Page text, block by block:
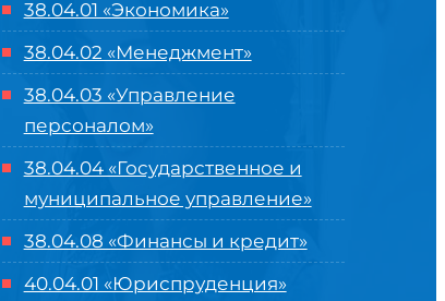
38.04.01 «Экономика»
38.04.02 «Менеджмент»
38.04.03 «Управление
персоналом»
38.04.04 «Государственное и
муниципальное управление»
38.04.08 «Финансы и кредит»
40.04.01 «Юриспруденция»